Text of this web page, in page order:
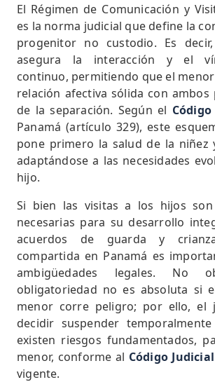
El Régimen de Comunicación y
es la norma judicial que define la
progenitor no custodio. Es
asegura la interacción y el
continuo, permitiendo que el
relación afectiva sólida con ambos
de la separación. Según el
Panamá (artículo 329), este
pone primero la salud de la niñez
adaptándose a las necesidades
hijo.
Si bien las visitas a los hijos
necesarias para su desarrollo
acuerdos de guarda y
compartida en Panamá es
ambigüedades legales. No
obligatoriedad no es absoluta si
menor corre peligro; por ello, el
decidir suspender
existen riesgos fundamentados,
menor, conforme al Código Judicial
vigente.